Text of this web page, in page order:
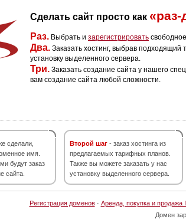
Сделать сайт просто как «раз-
Раз. Выбрать и зарегистрировать
Два. Заказать хостинг, выбрав
установку выделенного сервера.
Три. Заказать создание сайта у нашего
вам создание сайта любой сложности.
сделали,
имя.
будут заказ
сайта.
Второй шаг - заказ хостинга из
предлагаемых тарифных планов.
Также вы можете заказать у нас
установку выделенного сервера.
Регистрация доменов· Аренда, покупка и продажа
Домен